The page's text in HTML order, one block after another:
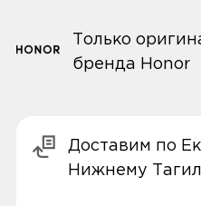
Только
бренда Honor
Доставим по
Нижнему